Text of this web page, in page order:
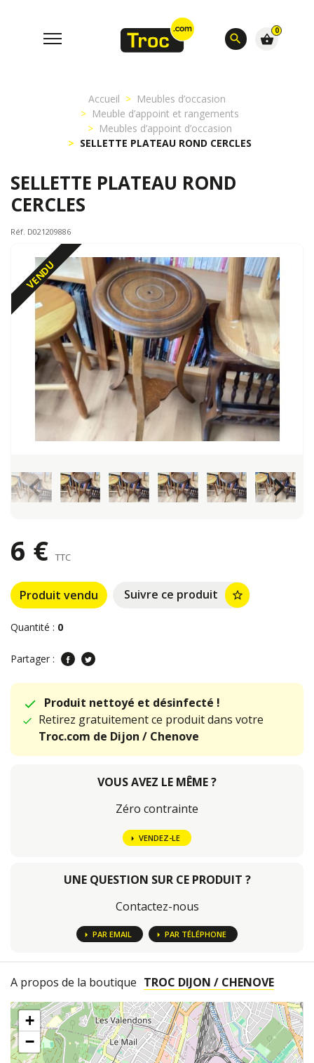
search
0
shopping_basket
Accueil
Meubles d’occasion
Meuble d’appoint et rangements
Meubles d’appoint d’occasion
SELLETTE PLATEAU ROND CERCLES
SELLETTE PLATEAU ROND
CERCLES
Réf. D021209886
VENDU
keyboard_arrow_left keyboard_arrow_right
6 € TTC
Produit vendu Suivre ce produit star_border
Quantité : 0
Partager :
Produit nettoyé et désinfecté !
Retirez gratuitement ce produit dans votre
Troc.com de Dijon / Chenove
VOUS AVEZ LE MÊME ?
Zéro contrainte
VENDEZ-LE
UNE QUESTION SUR CE PRODUIT ?
Contactez-nous
PAR EMAIL PAR TÉLÉPHONE
A propos de la boutique TROC DIJON / CHENOVE
+
−